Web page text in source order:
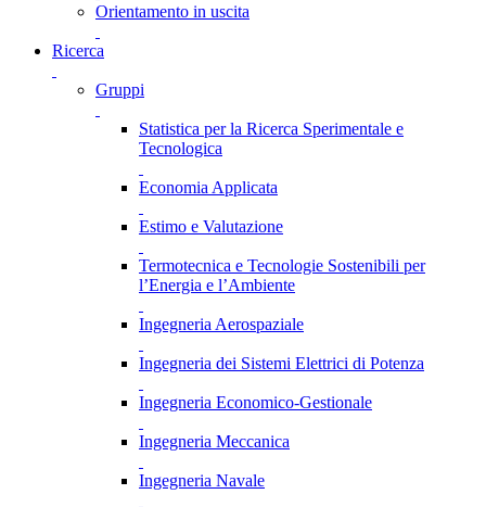
Orientamento in uscita
Ricerca
Gruppi
Statistica per la Ricerca Sperimentale e
Tecnologica
Economia Applicata
Estimo e Valutazione
Termotecnica e Tecnologie Sostenibili per
l’Energia e l’Ambiente
Ingegneria Aerospaziale
Ingegneria dei Sistemi Elettrici di Potenza
Ingegneria Economico-Gestionale
Ingegneria Meccanica
Ingegneria Navale